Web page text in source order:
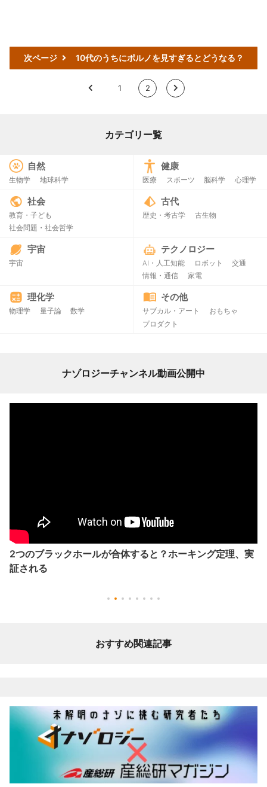
次ページ 10代のうちにポルノを見すぎるとどうなる？
< 1 2 >
カテゴリー覧
自然
生物学 地球科学
健康
医療 スポーツ 脳科学 心理学
社会
教育・子ども
社会問題・社会哲学
古代
歴史・考古学 古生物
宇宙
宇宙
テクノロジー
AI・人工知能 ロボット
交通
情報・通信
家電
理化学
物理学 量子論 数学
その他
サブカル・アート
おもちゃ
プロダクト
ナゾロジーチャンネル動画公開中
2つのブラックホールが合体すると？ホーキング定理、実
証される
おすすめ関連記事